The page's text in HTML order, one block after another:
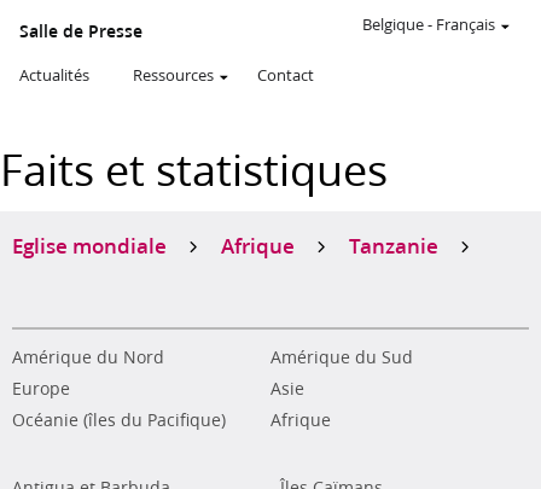
Salle de Presse
Actualités Ressources Contact
Belgique- Français
Faits et statistiques
Eglise mondiale Afrique Tanzanie
Amérique du Nord
Amérique du Sud
Europe
Asie
Océanie (îles du Pacifique)
Afrique